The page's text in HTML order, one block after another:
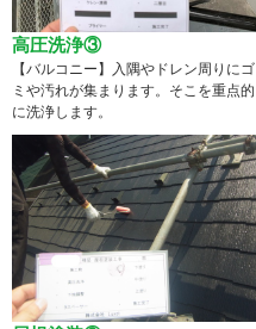
高圧洗浄③
【バルコニー】入隅やドレン周りにゴ
ミや汚れが集まります。そこを重点的
に洗浄します。